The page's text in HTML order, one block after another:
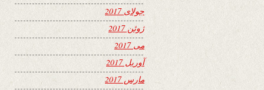
جولای 2017
ژوئن 2017
می 2017
آوریل 2017
مارس 2017